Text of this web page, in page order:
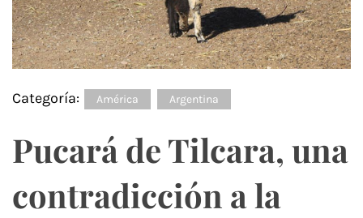
Categoría: América Argentina
Pucará de Tilcara, una
contradicción a la